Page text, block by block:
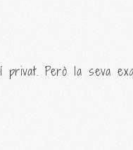
Però la seva